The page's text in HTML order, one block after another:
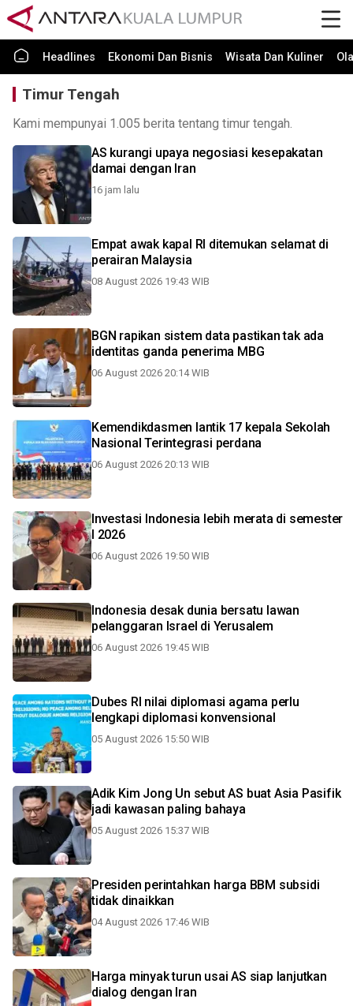
Headlines Ekonomi Dan Bisnis Wisata Dan Kuliner
Timur Tengah
Kami mempunyai 1.005 berita tentang timur tengah.
AS kurangi upaya negosiasi kesepakatan
damai dengan Iran
16 jam lalu
Empat awak kapal RI ditemukan selamat di
perairan Malaysia
08 August 2026 19:43 WIB
BGN rapikan sistem data pastikan tak ada
identitas ganda penerima MBG
06 August 2026 20:14 WIB
Kemendikdasmen lantik 17 kepala Sekolah
Nasional Terintegrasi perdana
06 August 2026 20:13 WIB
Investasi Indonesia lebih merata di semester
I 2026
06 August 2026 19:50 WIB
Indonesia desak dunia bersatu lawan
pelanggaran Israel di Yerusalem
06 August 2026 19:45 WIB
Dubes RI nilai diplomasi agama perlu
lengkapi diplomasi konvensional
05 August 2026 15:50 WIB
Adik Kim Jong Un sebut AS buat Asia Pasifik
jadi kawasan paling bahaya
05 August 2026 15:37 WIB
Presiden perintahkan harga BBM subsidi
tidak dinaikkan
04 August 2026 17:46 WIB
Harga minyak turun usai AS siap lanjutkan
dialog dengan Iran